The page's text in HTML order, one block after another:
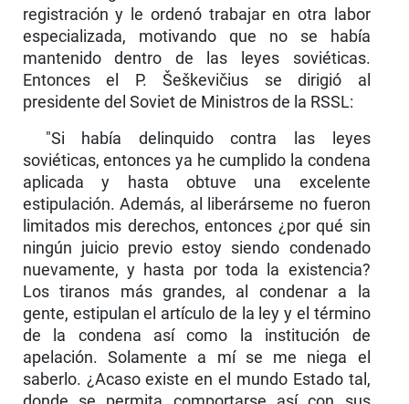
registración y le ordenó trabajar en otra labor
especializada, motivando que no se había
mantenido dentro de las leyes soviéticas.
Entonces el P. Šeškevičius se dirigió al
presidente del Soviet de Ministros de la RSSL:
"Si había delinquido contra las leyes
soviéticas, entonces ya he cumplido la condena
aplicada y hasta obtuve una excelente
estipulación. Además, al libe­rárseme no fueron
limitados mis derechos, entonces ¿por qué sin
ningún juicio previo estoy siendo condenado
nuevamente, y hasta por toda la existen­cia?
Los tiranos más grandes, al condenar a la
gente, estipulan el artículo de la ley y el término
de la condena así como la institución de
apelación. Solamente a mí se me niega el
saberlo. ¿Acaso existe en el mundo Estado tal,